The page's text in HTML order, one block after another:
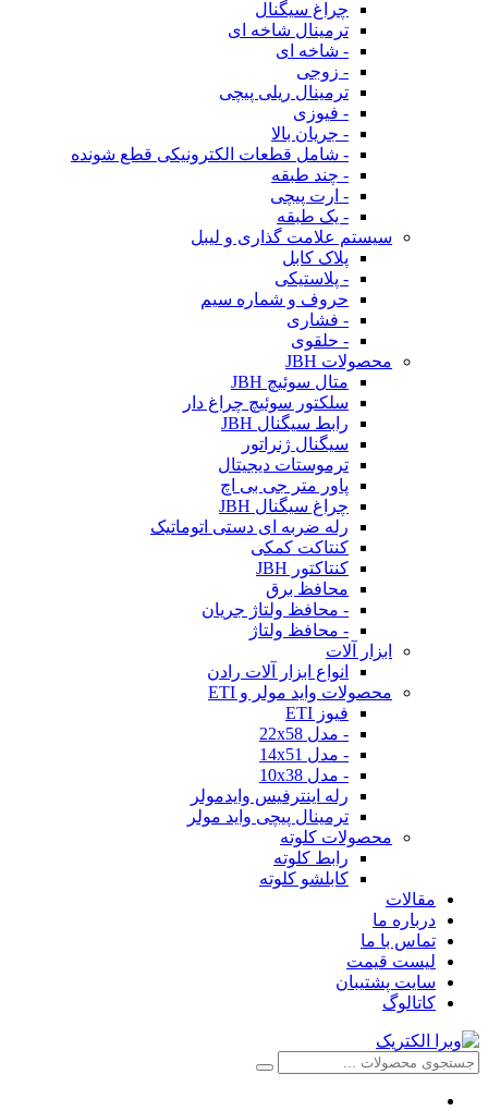
چراغ سیگنال
ترمینال شاخه ای
- شاخه ای
- زوجی
ترمینال ریلی پیچی
- فیوزی
- جریان بالا
- شامل قطعات الکترونیکی قطع شونده
- چند طبقه
- ارت پیچی
- یک طبقه
سیستم علامت گذاری و لیبل
پلاک کابل
- پلاستیکی
حروف و شماره سیم
- فشاری
- حلقوی
محصولات JBH
متال سوئیچ JBH
سلکتور سوئیچ چراغ دار
رابط سیگنال JBH
سیگنال ژنراتور
ترموستات دیجیتال
پاور متر جی بی اچ
چراغ سیگنال JBH
رله ضربه ای دستی اتوماتیک
کنتاکت کمکی
کنتاکتور JBH
محافظ برق
- محافظ ولتاژ جریان
- محافظ ولتاژ
ابزار آلات
انواع ابزار آلات رادن
محصولات واید مولر و ETI
فیوز ETI
- مدل 22x58
- مدل 14x51
- مدل 10x38
رله اینترفیس وایدمولر
ترمینال پیچی واید مولر
محصولات کلوته
رابط کلوته
کابلشو کلوته
مقالات
درباره ما
تماس با ما
لیست قیمت
سایت پشتیبان
کاتالوگ